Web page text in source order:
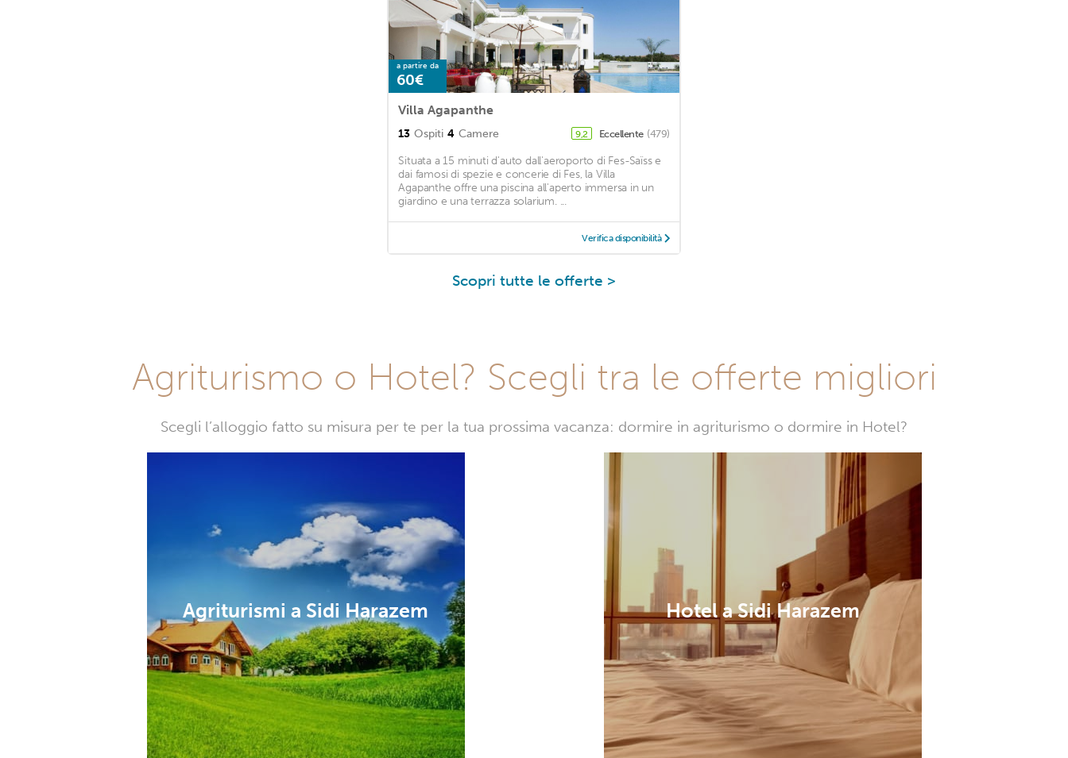
a partire da
60€
Villa Agapanthe
13 Ospiti 4 Camere 9,2 Eccellente (479)
Situata a 15 minuti d'auto dall'aeroporto di Fes-Saïss e
dai famosi di spezie e concerie di Fes, la Villa
Agapanthe offre una piscina all'aperto immersa in un
giardino e una terrazza solarium. ...
Verifica disponibilità
Scopri tutte le offerte >
Agriturismo o Hotel? Scegli tra le offerte migliori
Scegli l’alloggio fatto su misura per te per la tua prossima vacanza: dormire in agriturismo o dormire in Hotel?
Agriturismi a Sidi Harazem Hotel a Sidi Harazem